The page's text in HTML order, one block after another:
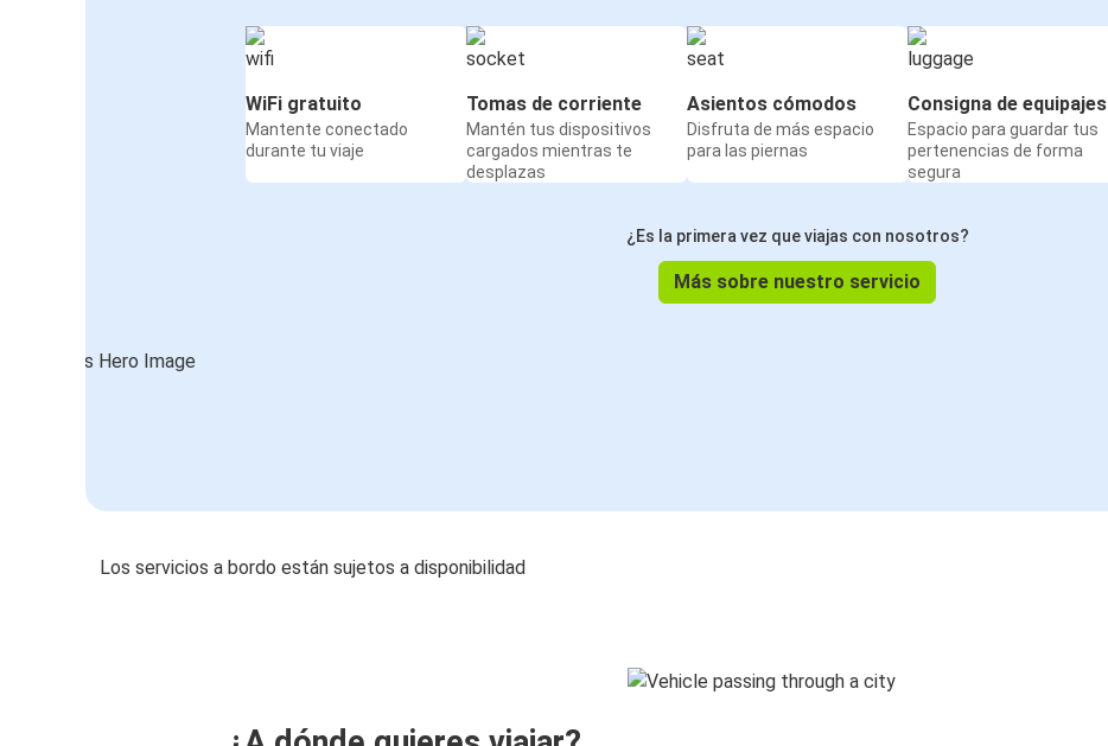
WiFi gratuito
Mantente conectado
durante tu viaje
Tomas de corriente
Mantén tus dispositivos
cargados mientras te
desplazas
Asientos cómodos
Disfruta de más espacio
para las piernas
Consigna de equipajes
Espacio para guardar tus
pertenencias de forma
segura
¿Es la primera vez que viajas con nosotros?
Más sobre nuestro servicio
Los servicios a bordo están sujetos a disponibilidad